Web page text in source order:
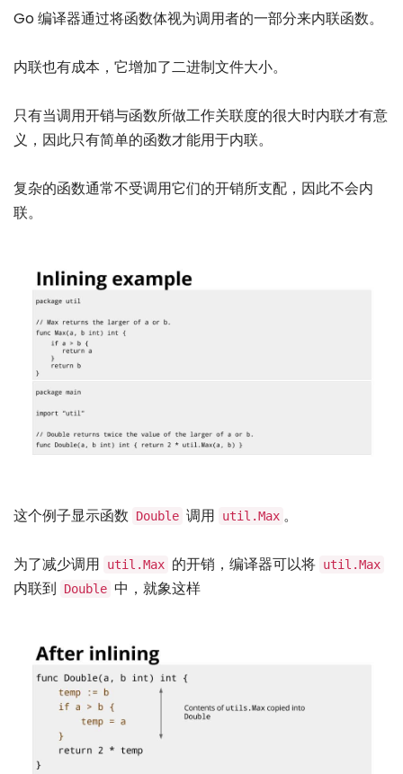
Go 编译器通过将函数体视为调用者的一部分来内联函数。
内联也有成本，它增加了二进制文件大小。
只有当调用开销与函数所做工作关联度的很大时内联才有意
义，因此只有简单的函数才能用于内联。
复杂的函数通常不受调用它们的开销所支配，因此不会内
联。
这个例子显示函数 Double 调用 util.Max 。
为了减少调用 util.Max 的开销，编译器可以将 util.Max
内联到 Double 中，就象这样